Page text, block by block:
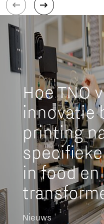
Hoe TNO
innovatie
printing
in food en
Nieuws